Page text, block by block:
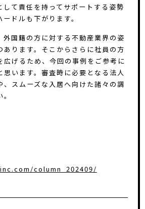
して責任を持ってサポートする姿勢
ドルも下がります。
外国籍の方に対する不動産業界の姿
あります。そこからさらに社員の方
広げるため、今回の事例をご参考に
思います。審査時に必要となる法人
、スムーズな入居へ向けた諸々の調
column_202409/